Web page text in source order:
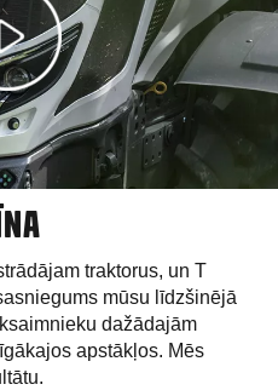
traktorus, un T
mūsu līdzšinējā
dažādajām
apstākļos. Mēs